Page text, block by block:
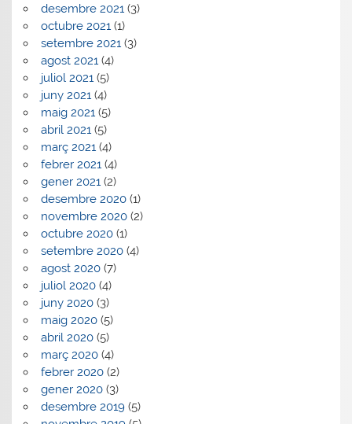
desembre 2021(3)
octubre 2021(1)
setembre 2021(3)
agost 2021(4)
juliol 2021(5)
juny 2021(4)
maig 2021(5)
abril 2021(5)
març 2021(4)
febrer 2021(4)
gener 2021(2)
desembre 2020(1)
novembre 2020(2)
octubre 2020(1)
setembre 2020(4)
agost 2020(7)
juliol 2020(4)
juny 2020(3)
maig 2020(5)
abril 2020(5)
març 2020(4)
febrer 2020(2)
gener 2020(3)
desembre 2019(5)